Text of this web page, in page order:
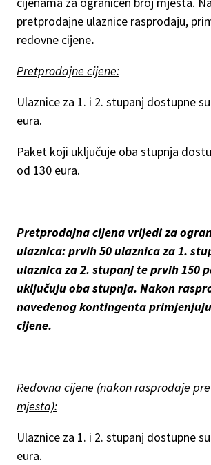
pretprodajne ulaznice rasprodaju,
redovne cijene.
Pretprodajne cijene:
Ulaznice za 1. i 2. stupanj dostupne
eura.
Paket koji uključuje oba stupnja
od 130 eura.
Pretprodajna cijena vrijedi za
ulaznica: prvih 50 ulaznica za 1.
ulaznica za 2. stupanj te prvih 150
uključuju oba stupnja. Nakon
navedenog kontingenta
cijene.
Redovna cijene (nakon rasprodaje
mjesta):
Ulaznice za 1. i 2. stupanj dostupne
eura.